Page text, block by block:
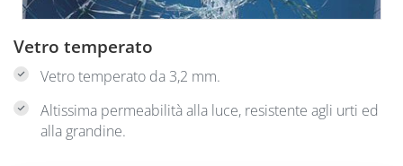
Vetro temperato
Vetro temperato da 3,2 mm.
Altissima permeabilità alla luce, resistente agli urti ed
alla grandine.